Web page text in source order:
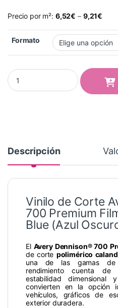
Precio por m²: 6,52€ – 9,21€
Formato
Vinilo Avery 700 Azul Oscuro
Descripción
Vinilo de Corte
700 Premium
Blue (Azul
El Avery Dennison® 700
de corte polimérico
una de las gamas de
rendimiento cuenta de
estabilidad
convierten en la opción
vehículos, gráficos de
exterior duradera.